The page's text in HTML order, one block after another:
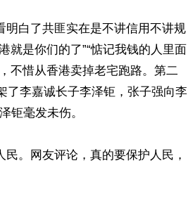
白了共匪实在是不讲信用不讲规
就是你们的了”“惦记我钱的人里面
不惜从香港卖掉老宅跑路。第二
了李嘉诚长子李泽钜，张子强向李
钜毫发未伤。
。网友评论，真的要保护人民，